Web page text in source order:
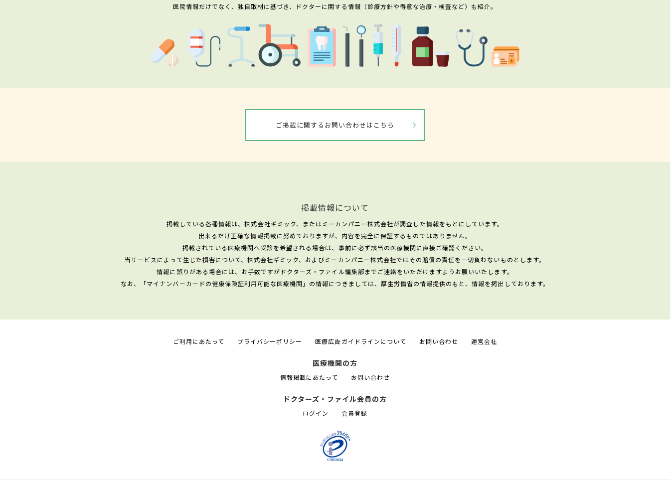
医院情報だけでなく、独自取材に基づき、ドクターに関する情報（診療方針や得意な治療・検査など）も紹介。
ご掲載に関するお問い合わせはこちら
掲載情報について
掲載している各種情報は、株式会社ギミック、またはミーカンパニー株式会社が調査した情報をもとにしています。
出来るだけ正確な情報掲載に努めておりますが、内容を完全に保証するものではありません。
掲載されている医療機関へ受診を希望される場合は、事前に必ず該当の医療機関に直接ご確認ください。
当サービスによって生じた損害について、株式会社ギミック、およびミーカンパニー株式会社ではその賠償の責任を一切負わないものとします。
情報に誤りがある場合には、お手数ですがドクターズ・ファイル編集部までご連絡をいただけますようお願いいたします。
なお、「マイナンバーカードの健康保険証利用可能な医療機関」の情報につきましては、厚生労働省の情報提供のもと、情報を掲出しております。
ご利用にあたって プライバシーポリシー 医療広告ガイドラインについて お問い合わせ 運営会社
医療機関の方
情報掲載にあたって お問い合わせ
ドクターズ・ファイル会員の方
ログイン 会員登録